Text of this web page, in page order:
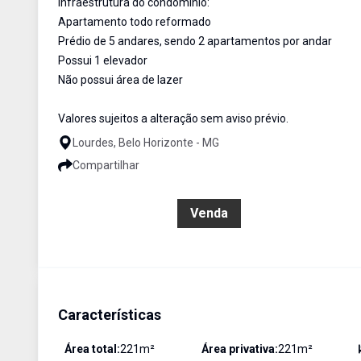
Apartamento todo reformado
Prédio de 5 andares, sendo 2 apartamentos por andar
Possui 1 elevador
Não possui área de lazer
Valores sujeitos a alteração sem aviso prévio.
Lourdes, Belo Horizonte - MG
Compartilhar
Venda
Características
Área total:221m² Área privativa:221m²